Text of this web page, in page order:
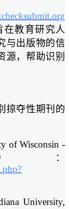
教育研究人
与出版物的信
源，帮助识别
掠夺性期刊的
of Wisconsin -
）：
University,